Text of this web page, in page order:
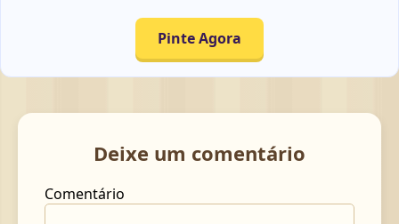
Pinte Agora
Deixe um comentário
Comentário